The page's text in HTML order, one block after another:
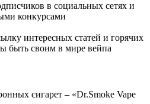
в социальных сетях и
конкурсами
интересных статей и горячих
быть своим в мире вейпа
сигарет – «Dr.Smoke Vape